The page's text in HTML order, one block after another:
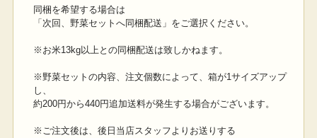
同梱を希望する場合は
「次回、野菜セットへ同梱配送」をご選択ください。
※お米13kg以上との同梱配送は致しかねます。
※野菜セットの内容、注文個数によって、箱が1サイズアップ
し、
約200円から440円追加送料が発生する場合がございます。
※ご注文後は、後日当店スタッフよりお送りする